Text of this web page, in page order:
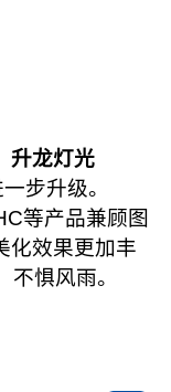
升龙灯光
步升级。
等产品兼顾图
化效果更加丰
惧风雨。